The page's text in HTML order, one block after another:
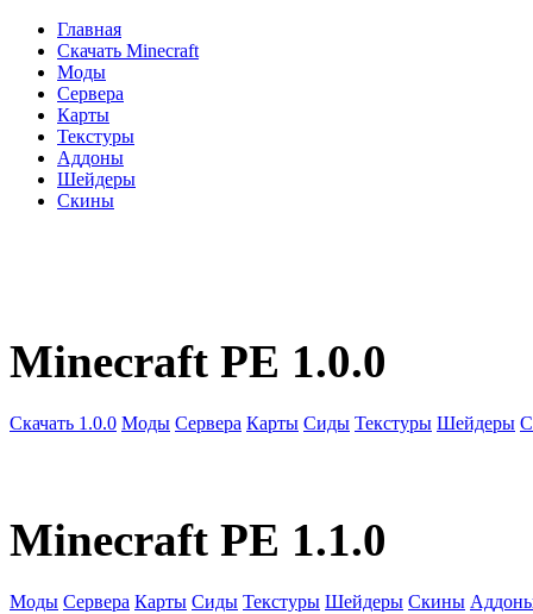
Главная
Скачать Minecraft
Моды
Сервера
Карты
Текстуры
Аддоны
Шейдеры
Скины
Minecraft PE 1.0.0
Скачать 1.0.0 Моды Сервера Карты Сиды Текстуры Шейдеры
Minecraft PE 1.1.0
Моды Сервера Карты Сиды Текстуры Шейдеры Скины